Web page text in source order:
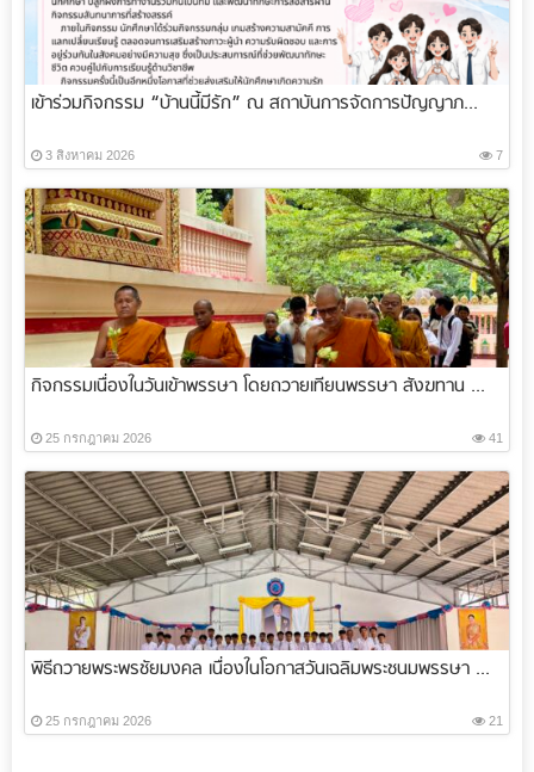
เข้าร่วมกิจกรรม “บ้านนี้มีรัก” ณ สถาบันการจัดการปัญญาภ...
3 สิงหาคม 2026 7
กิจกรรมเนื่องในวันเข้าพรรษา โดยถวายเทียนพรรษา สังฆทาน ...
25 กรกฎาคม 2026 41
พิธีถวายพระพรชัยมงคล เนื่องในโอกาสวันเฉลิมพระชนมพรรษา ...
25 กรกฎาคม 2026 21